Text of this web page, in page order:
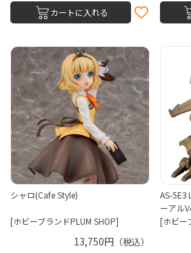
カートに入れる
シャロ(Cafe Style)
[ホビーブランドPLUM SHOP]
13,750円（税込）
AS-5E3
ーアル
[ホビー